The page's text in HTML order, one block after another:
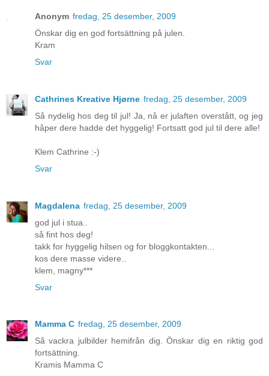
Anonym fredag, 25 desember, 2009
Önskar dig en god fortsättning på julen.
Kram
Svar
Cathrines Kreative Hjørne fredag, 25 desember, 2009
Så nydelig hos deg til jul! Ja, nå er julaften overstått, og jeg
håper dere hadde det hyggelig! Fortsatt god jul til dere alle!
Klem Cathrine :-)
Svar
Magdalena fredag, 25 desember, 2009
god jul i stua..
så fint hos deg!
takk for hyggelig hilsen og for bloggkontakten...
kos dere masse videre..
klem, magny***
Svar
Mamma C fredag, 25 desember, 2009
Så vackra julbilder hemifrån dig. Önskar dig en riktig god
fortsättning.
Kramis Mamma C